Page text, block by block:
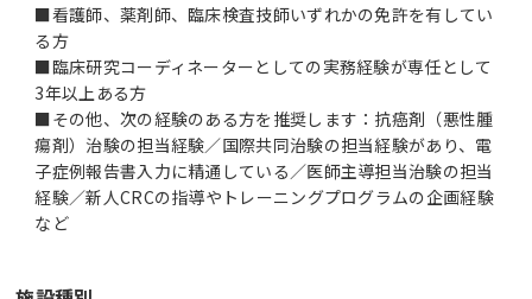
■看護師、薬剤師、臨床検査技師いずれかの免許を有してい
る方
■臨床研究コーディネーターとしての実務経験が専任として
3年以上ある方
■その他、次の経験のある方を推奨します：抗癌剤（悪性腫
瘍剤）治験の担当経験／国際共同治験の担当経験があり、電
子症例報告書入力に精通している／医師主導担当治験の担当
経験／新人CRCの指導やトレーニングプログラムの企画経験
など